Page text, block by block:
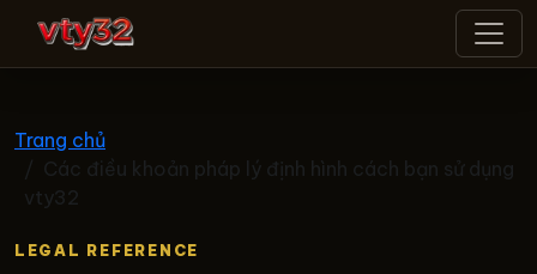
vty32
Trang chủ
Các điều khoản pháp lý định hình cách bạn sử dụng
vty32
LEGAL REFERENCE